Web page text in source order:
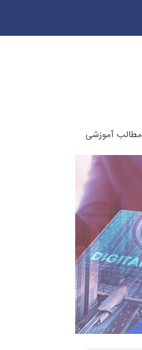
مطالب آموزشی